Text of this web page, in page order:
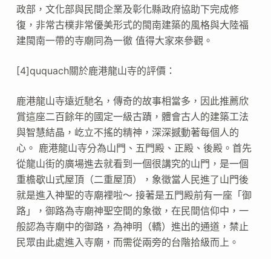
政部，文化部與民間企業及彰化縣政府協助下完成修
復，非常古樸非常優美形式的閩南建築的風格與大陸福
建閩南一帶的寺廟同為一徹 值得大家來參觀。
[4]ququach關於鹿港龍山寺的評價：
鹿港龍山寺遠近馳名，傳奇的故事相當多，因此推薦欣
賞這座二百餘年的國定一級古蹟，體會古人的建築工法
與智慧結晶，屹立不搖的精神，深深撼動著每個人的
心。 鹿港龍山寺分為山門、五門殿、正殿、後殿。首先
從龍山街的廣場進去就看到一個很講究的山門，是一個
重檐歇山式屋頂（二重屋頂），象徵當人民進了山門後
就是進入神聖的寺廟裡啦～ 接著是五門殿前有一座「御
路」，御路為寺廟神聖空間的象徵，在民間信仰中，一
般認為寺廟中的御路，為神明（轎）進出的通道，禁止
民眾由此處進入寺廟，而需從兩旁的台階拾級而上。